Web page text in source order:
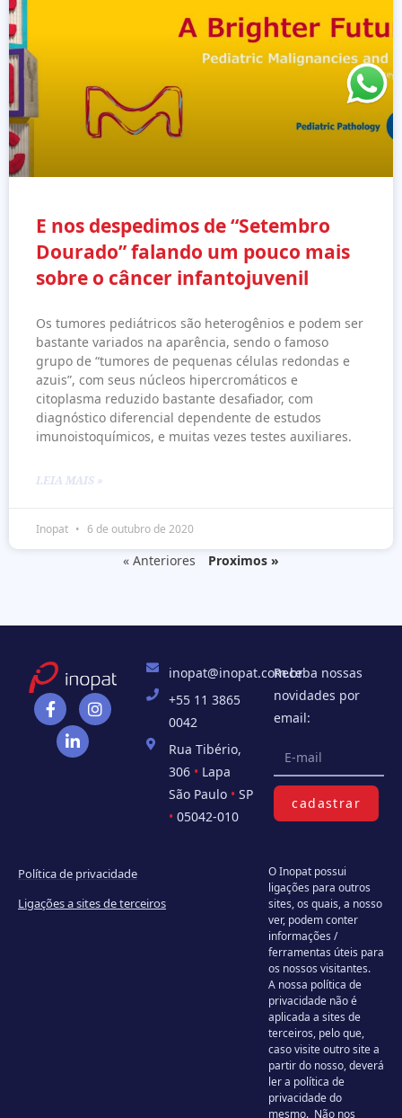
E nos despedimos de “Setembro
Dourado” falando um pouco mais
sobre o câncer infantojuvenil
Os tumores pediátricos são heterogênios e podem ser
bastante variados na aparência, sendo o famoso
grupo de “tumores de pequenas células redondas e
azuis”, com seus núcleos hipercromáticos e
citoplasma reduzido bastante desafiador, com
diagnóstico diferencial dependente de estudos
imunoistoquímicos, e muitas vezes testes auxiliares.
LEIA MAIS »
Inopat 6 de outubro de 2020
« Anteriores Proximos »
inopat@inopat.com.br
+55 11 3865
0042
Rua Tibério,
306 • Lapa
São Paulo •SP
• 05042-010
Receba nossas
novidades por
email:
cadastrar
Política de privacidade
Ligações a sites de terceiros
O Inopat possui
ligações para outros
sites, os quais, a nosso
ver, podem conter
informações /
ferramentas úteis para
os nossos visitantes.
A nossa política de
privacidade não é
aplicada a sites de
terceiros, pelo que,
caso visite outro site a
partir do nosso, deverá
ler a política de
privacidade do
mesmo. Não nos